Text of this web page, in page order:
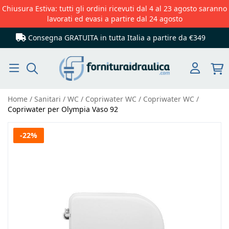
Chiusura Estiva: tutti gli ordini ricevuti dal 4 al 23 agosto saranno
lavorati ed evasi a partire dal 24 agosto
Consegna GRATUITA in tutta Italia a partire da €349
Home Sanitari WC Copriwater WC
Copriwater WC
Copriwater per Olympia Vaso 92
Vai
-22%